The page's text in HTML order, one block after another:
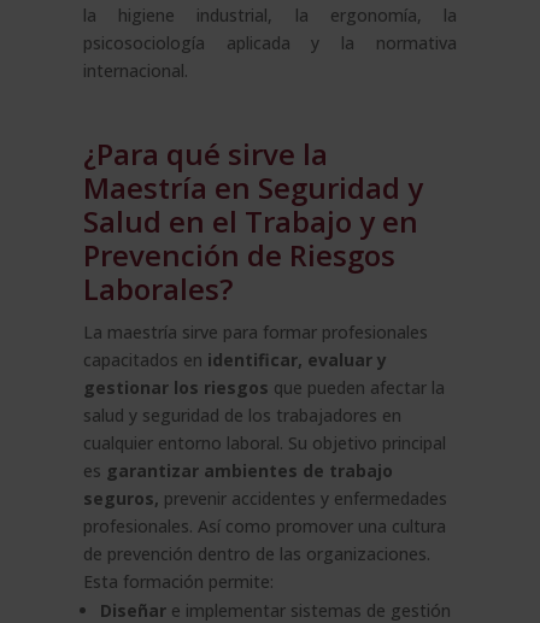
la higiene industrial, la ergonomía, la
psicosociología aplicada y la normativa
internacional.
¿Para qué sirve la
Maestría en Seguridad y
Salud en el Trabajo y en
Prevención de Riesgos
Laborales?
La maestría sirve para formar profesionales
capacitados en identificar, evaluar y
gestionar los riesgos que pueden afectar la
salud y seguridad de los trabajadores en
cualquier entorno laboral. Su objetivo principal
es garantizar ambientes de trabajo
seguros, prevenir accidentes y enfermedades
profesionales. Así como promover una cultura
de prevención dentro de las organizaciones.
Esta formación permite:
Diseñare implementar sistemas de gestión